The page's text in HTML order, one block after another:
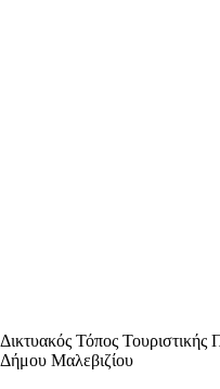
Δικτυακός Τόπος
Δήμου Μαλεβιζίου